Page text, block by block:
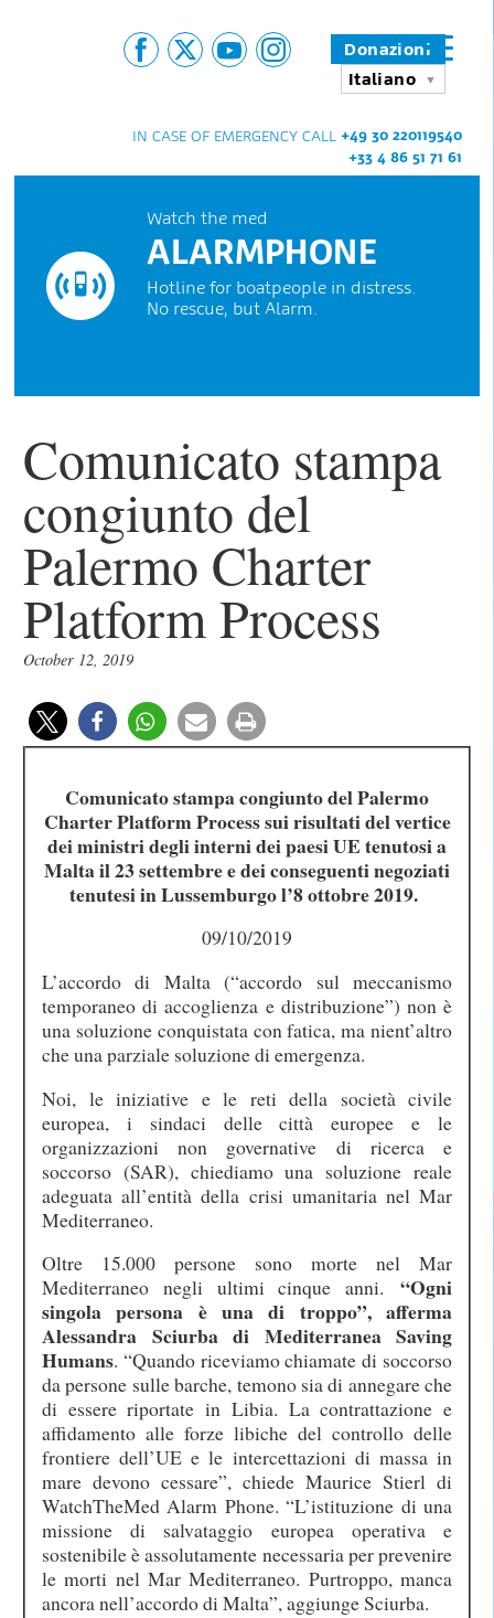
Donazioni
Italiano
IN CASE OF EMERGENCY CALL +49 30 220119540
+33 4 86 51 71 61
Watch the med
ALARMPHONE
Hotline for boatpeople in distress.
No rescue, but Alarm.
Comunicato stampa
congiunto del
Palermo Charter
Platform Process
October 12, 2019
Comunicato stampa congiunto del Palermo
Charter Platform Process sui risultati del vertice
dei ministri degli interni dei paesi UE tenutosi a
Malta il 23 settembre e dei conseguenti negoziati
tenutesi in Lussemburgo l’8 ottobre 2019.
09/10/2019
L’accordo di Malta (“accordo sul meccanismo
temporaneo di accoglienza e distribuzione”) non è
una soluzione conquistata con fatica, ma nient’altro
che una parziale soluzione di emergenza.
Noi, le iniziative e le reti della società civile
europea, i sindaci delle città europee e le
organizzazioni non governative di ricerca e
soccorso (SAR), chiediamo una soluzione reale
adeguata all’entità della crisi umanitaria nel Mar
Mediterraneo.
Oltre 15.000 persone sono morte nel Mar
Mediterraneo negli ultimi cinque anni. “Ogni
singola persona è una di troppo”, afferma
Alessandra Sciurba di Mediterranea Saving
Humans. “Quando riceviamo chiamate di soccorso
da persone sulle barche, temono sia di annegare che
di essere riportate in Libia. La contrattazione e
affidamento alle forze libiche del controllo delle
frontiere dell’UE e le intercettazioni di massa in
mare devono cessare”, chiede Maurice Stierl di
WatchTheMed Alarm Phone. “L’istituzione di una
missione di salvataggio europea operativa e
sostenibile è assolutamente necessaria per prevenire
le morti nel Mar Mediterraneo. Purtroppo, manca
ancora nell’accordo di Malta”, aggiunge Sciurba.